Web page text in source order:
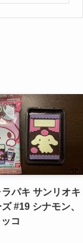
パキ サンリオキ
#19 シナモン、
コ